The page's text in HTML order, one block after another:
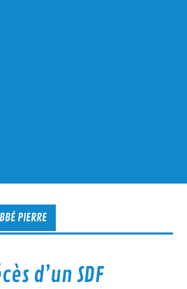
PIERRE
d’un SDF